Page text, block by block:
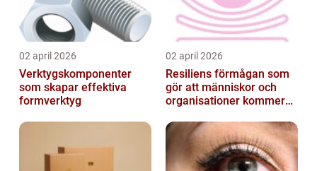
02 april 2026
Verktygskomponenter
som skapar effektiva
formverktyg
02 april 2026
Resiliens förmågan som
gör att människor och
organisationer kommer